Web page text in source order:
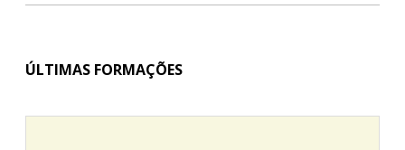
ÚLTIMAS FORMAÇÕES